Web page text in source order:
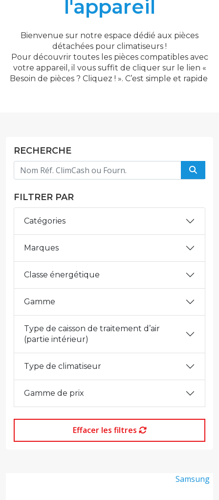
l'appareil
Bienvenue sur notre espace dédié aux pièces
détachées pour climatiseurs !
Pour découvrir toutes les pièces compatibles avec
votre appareil, il vous suffit de cliquer sur le lien «
Besoin de pièces ? Cliquez ! ». C’est simple et rapide
RECHERCHE
FILTRER PAR
Catégories
Marques
Classe énergétique
Gamme
Type de caisson de traitement d’air
(partie intérieur)
Type de climatiseur
Gamme de prix
Effacer les filtres
Samsung